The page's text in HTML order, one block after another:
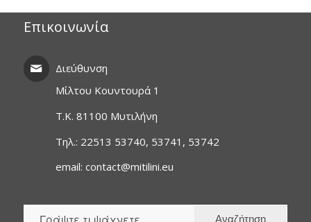
Επικοινωνία
Διεύθυνση
Μίλτου Κουντουρά 1
T.K. 81100 Μυτιλήνη
Τηλ.: 22513 53740, 53741, 53742
email: contact@mitilini.eu